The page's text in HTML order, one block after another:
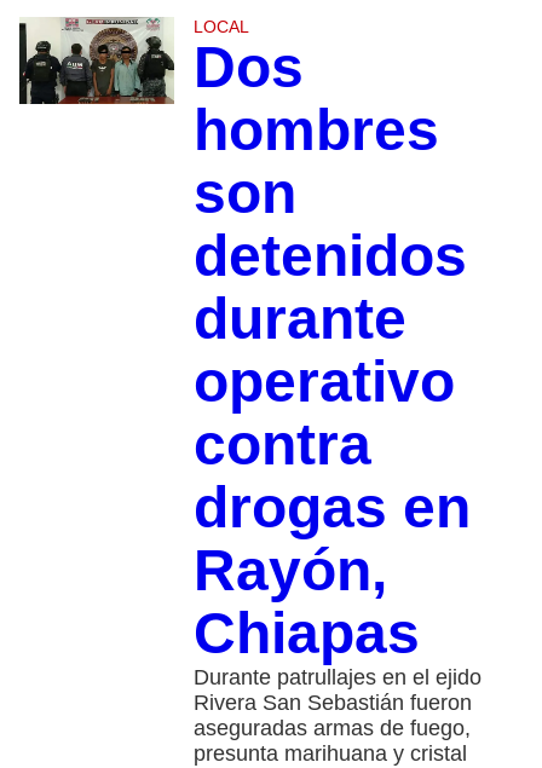
LOCAL
Dos
hombres
son
detenidos
durante
operativo
contra
drogas en
Rayón,
Chiapas
Durante patrullajes en el ejido
Rivera San Sebastián fueron
aseguradas armas de fuego,
presunta marihuana y cristal